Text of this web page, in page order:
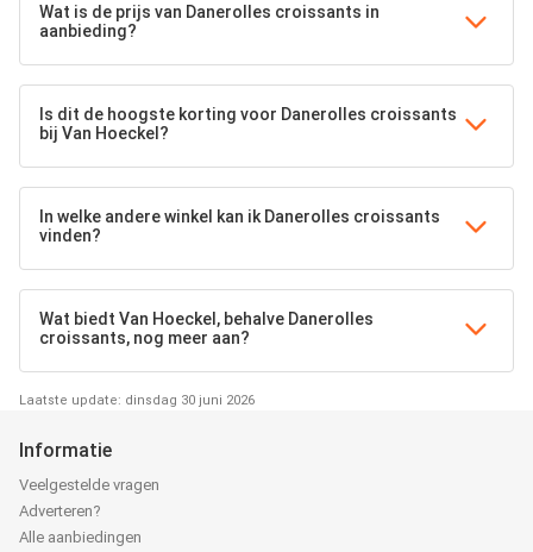
Wat is de prijs van Danerolles croissants in
aanbieding?
Is dit de hoogste korting voor Danerolles croissants
bij Van Hoeckel?
In welke andere winkel kan ik Danerolles croissants
vinden?
Wat biedt Van Hoeckel, behalve Danerolles
croissants, nog meer aan?
Laatste update: dinsdag 30 juni 2026
Informatie
Veelgestelde vragen
Adverteren?
Alle aanbiedingen